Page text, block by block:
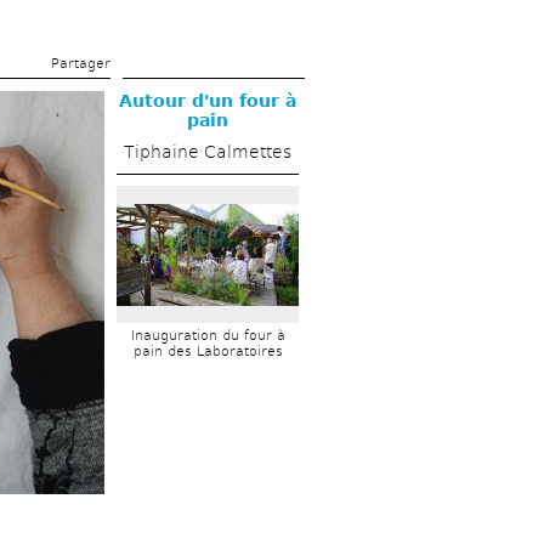
Partager
Autour d'un four à
pain
Tiphaine Calmettes
Inauguration du four à
pain des Laboratoires